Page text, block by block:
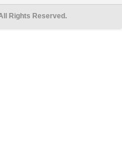
Rights Reserved.